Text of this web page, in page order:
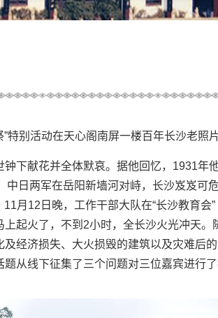
别活动在天心阁南屏一楼百年长沙老照
下献花并全体默哀。据他回忆，1931年
日两军在岳阳新墙河对峙，长沙岌岌可
月12日晚，工作干部大队在“长沙教育
起火了，不到2小时，全长沙火光冲天
经济损失、大火损毁的建筑以及灾难后
从线下征集了三个问题对三位嘉宾进行